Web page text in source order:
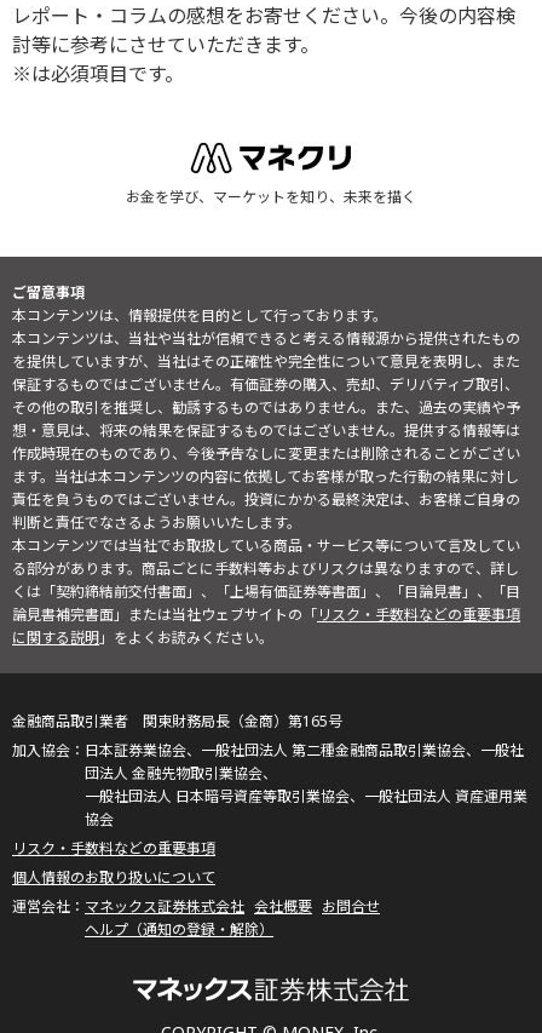
レポート・コラムの感想をお寄せください。今後の内容検
討等に参考にさせていただきます。
※は必須項目です。
お金を学び、マーケットを知り、未来を描く
ご留意事項
本コンテンツは、情報提供を目的として行っております。
本コンテンツは、当社や当社が信頼できると考える情報源から提供されたもの
を提供していますが、当社はその正確性や完全性について意見を表明し、また
保証するものではございません。有価証券の購入、売却、デリバティブ取引、
その他の取引を推奨し、勧誘するものではありません。また、過去の実績や予
想・意見は、将来の結果を保証するものではございません。提供する情報等は
作成時現在のものであり、今後予告なしに変更または削除されることがござい
ます。当社は本コンテンツの内容に依拠してお客様が取った行動の結果に対し
責任を負うものではございません。投資にかかる最終決定は、お客様ご自身の
判断と責任でなさるようお願いいたします。
本コンテンツでは当社でお取扱している商品・サービス等について言及してい
る部分があります。商品ごとに手数料等およびリスクは異なりますので、詳し
くは「契約締結前交付書面」、「上場有価証券等書面」、「目論見書」、「目
論見書補完書面」または当社ウェブサイトの「リスク・手数料などの重要事項
に関する説明」をよくお読みください。
金融商品取引業者 関東財務局長（金商）第165号
日本証券業協会、一般社団法人 第二種金融商品取引業協会、一般社
団法人 金融先物取引業協会、
一般社団法人 日本暗号資産等取引業協会、一般社団法人 資産運用業
協会
リスク・手数料などの重要事項
個人情報のお取り扱いについて
マネックス証券株式会社 会社概要 お問合せ
ヘルプ（通知の登録・解除）